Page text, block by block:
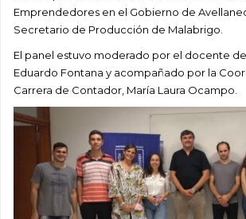
Emprendedores en el Gobierno de
Secretario de Producción de Malabrigo.
El panel estuvo moderado por el docente de
Eduardo Fontana y acompañado por la
Carrera de Contador, María Laura Ocampo.